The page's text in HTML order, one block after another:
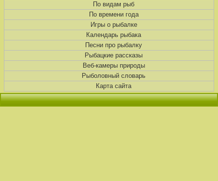
По видам рыб
По времени года
Игры о рыбалке
Календарь рыбака
Песни про рыбалку
Рыбацкие рассказы
Веб-камеры природы
Рыболовный словарь
Карта сайта